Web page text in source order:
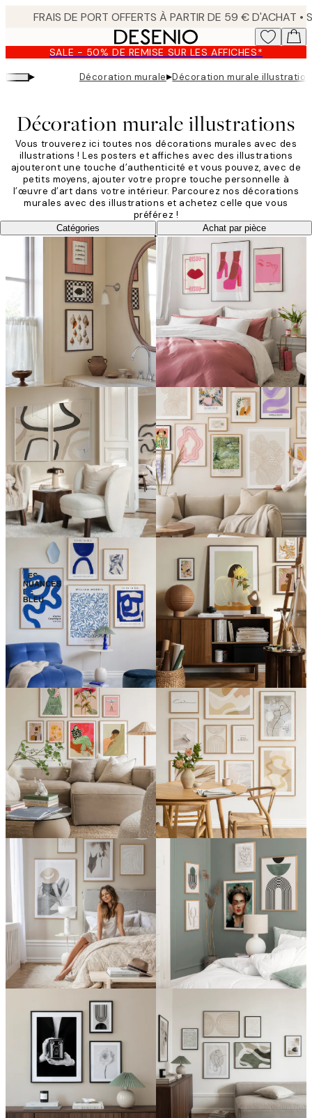
content.SALE - 50% DE REMISE SUR LES AFFICHES*
▸ Décoration murale▸Décoration murale
Décoration murale illustrations
Vous trouverez ici toutes nos décorations murales avec des
illustrations ! Les posters et affiches avec des illustrations
ajouteront une touche d’authenticité et vous pouvez, avec de
petits moyens, ajouter votre propre touche personnelle à
l’œuvre d’art dans votre intérieur. Parcourez nos décorations
murales avec des illustrations et achetez celle que vous
préférez !
Catégories Achat par pièce